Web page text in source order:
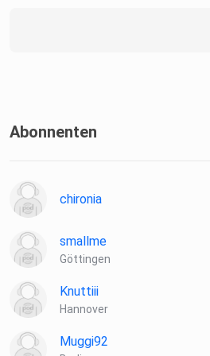
Abonnenten
chironia
smallme
Göttingen
Knuttiii
Hannover
Muggi92